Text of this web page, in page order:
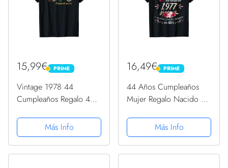
15,99€ PRIME
PRIME
Vintage 1978 44
Cumpleaños Regalo 44
CamisetaMás Info
16,49€ PRIME
PRIME
44 Años Cumpleaños
Mujer Regalo Nacido En
CamisetaMás Info